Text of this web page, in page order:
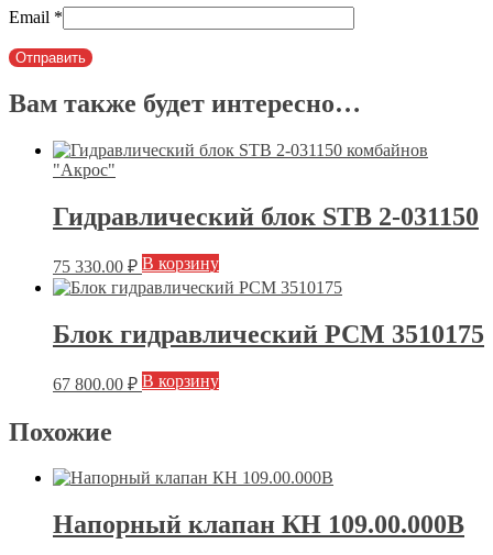
Email *
Вам также будет интересно…
Гидравлический блок STB 2-031150
75 330.00 ₽ В корзину
Блок гидравлический РСМ 3510175
67 800.00 ₽ В корзину
Похожие
Напорный клапан КН 109.00.000В